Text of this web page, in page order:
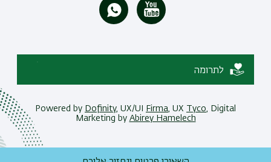
לתרומה
Powered by Dofinity, UX/UI Firma , UX Tyco , Digital
Marketing by Abirey Hamelech